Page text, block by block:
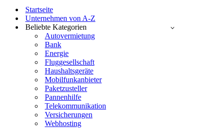
Startseite
Unternehmen von A-Z
Beliebte Kategorien
Autovermietung
Bank
Energie
Fluggesellschaft
Haushaltsgeräte
Mobilfunkanbieter
Paketzusteller
Pannenhilfe
Telekommunikation
Versicherungen
Webhosting